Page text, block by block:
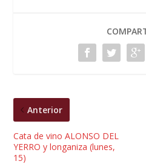
Anterior
Cata de vino ALONSO DEL
YERRO y longaniza (lunes,
15)